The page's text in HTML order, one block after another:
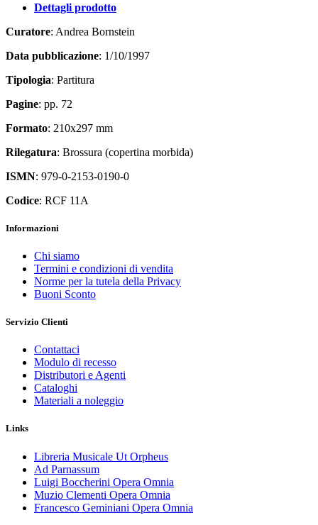
Dettagli prodotto
Curatore: Andrea Bornstein
Data pubblicazione: 1/10/1997
Tipologia: Partitura
Pagine: pp. 72
Formato: 210x297 mm
Rilegatura: Brossura (copertina morbida)
ISMN: 979-0-2153-0190-0
Codice: RCF 11A
Informazioni
Chi siamo
Termini e condizioni di vendita
Norme per la tutela della Privacy
Buoni Sconto
Servizio Clienti
Contattaci
Modulo di recesso
Distributori e Agenti
Cataloghi
Materiali a noleggio
Links
Libreria Musicale Ut Orpheus
Ad Parnassum
Luigi Boccherini Opera Omnia
Muzio Clementi Opera Omnia
Francesco Geminiani Opera Omnia